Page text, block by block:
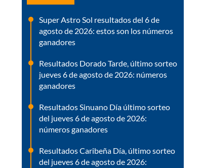
Super Astro Sol resultados del 6 de
agosto de 2026: estos son los números
ganadores
Resultados Dorado Tarde, último sorteo
jueves 6 de agosto de 2026: números
ganadores
Resultados Sinuano Día último sorteo
del jueves 6 de agosto de 2026:
números ganadores
Resultados Caribeña Día, último sorteo
del jueves 6 de agosto de 2026: